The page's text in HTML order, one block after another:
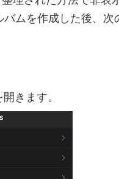
ムを作成した後、次
きます。